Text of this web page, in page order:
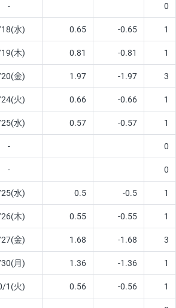
- 0
水) 0.65 -0.65 1
木) 0.81 -0.81 1
金) 1.97 -1.97 3
火) 0.66 -0.66 1
水) 0.57 -0.57 1
- 0
- 0
水) 0.5 -0.5 1
木) 0.55 -0.55 1
金) 1.68 -1.68 3
月) 1.36 -1.36 1
1(火) 0.56 -0.56 1